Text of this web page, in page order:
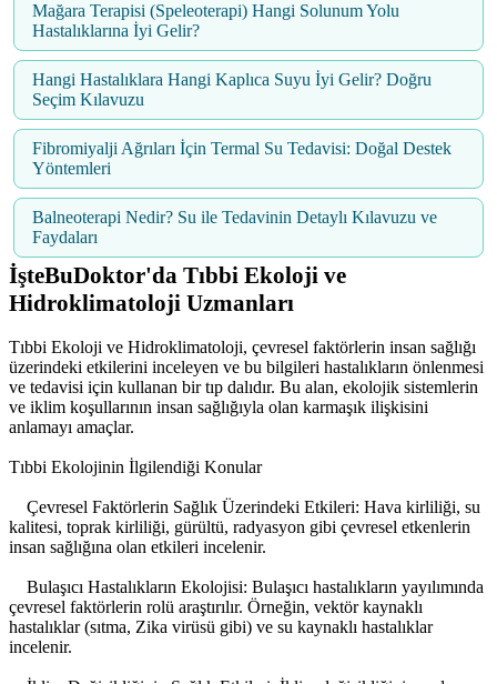
Mağara Terapisi (Speleoterapi) Hangi Solunum Yolu
Hastalıklarına İyi Gelir?
Hangi Hastalıklara Hangi Kaplıca Suyu İyi Gelir? Doğru
Seçim Kılavuzu
Fibromiyalji Ağrıları İçin Termal Su Tedavisi: Doğal Destek
Yöntemleri
Balneoterapi Nedir? Su ile Tedavinin Detaylı Kılavuzu ve
Faydaları
İşteBuDoktor'da Tıbbi Ekoloji ve
Hidroklimatoloji Uzmanları
Tıbbi Ekoloji ve Hidroklimatoloji, çevresel faktörlerin insan sağlığı
üzerindeki etkilerini inceleyen ve bu bilgileri hastalıkların önlenmesi
ve tedavisi için kullanan bir tıp dalıdır. Bu alan, ekolojik sistemlerin
ve iklim koşullarının insan sağlığıyla olan karmaşık ilişkisini
anlamayı amaçlar.
Tıbbi Ekolojinin İlgilendiği Konular
Çevresel Faktörlerin Sağlık Üzerindeki Etkileri: Hava kirliliği, su
kalitesi, toprak kirliliği, gürültü, radyasyon gibi çevresel etkenlerin
insan sağlığına olan etkileri incelenir.
Bulaşıcı Hastalıkların Ekolojisi: Bulaşıcı hastalıkların yayılımında
çevresel faktörlerin rolü araştırılır. Örneğin, vektör kaynaklı
hastalıklar (sıtma, Zika virüsü gibi) ve su kaynaklı hastalıklar
incelenir.